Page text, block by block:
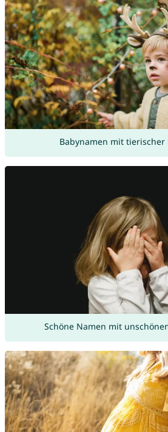
Babynamen mit tierischer
Schöne Namen mit